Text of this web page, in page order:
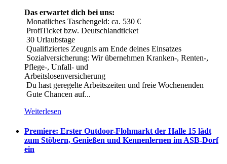
Das erwartet dich bei uns:
Monatliches Taschengeld: ca. 530 €
ProfiTicket bzw. Deutschlandticket
30 Urlaubstage
Qualifiziertes Zeugnis am Ende deines Einsatzes
Sozialversicherung: Wir übernehmen Kranken-, Renten-,
Pflege-, Unfall- und
Arbeitslosenversicherung
Du hast geregelte Arbeitszeiten und freie Wochenenden
Gute Chancen auf...
Weiterlesen
Premiere: Erster Outdoor-Flohmarkt der Halle 15 lädt
zum Stöbern, Genießen und Kennenlernen im ASB-Dorf
ein